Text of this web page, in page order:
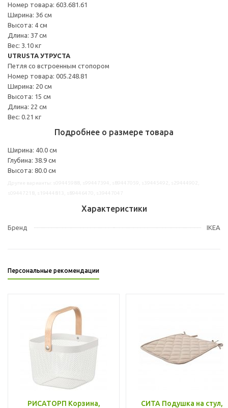
Номер товара: 603.681.61
Ширина: 36 см
Высота: 4 см
Длина: 37 см
Вес: 3.10 кг
UTRUSTA УТРУСТА
Петля со встроенным стопором
Номер товара: 005.248.81
Ширина: 20 см
Высота: 15 см
Длина: 22 см
Вес: 0.21 кг
Подробнее о размере товара
Ширина: 40.0 см
Глубина: 38.9 см
Высота: 80.0 см
Характеристики
Бренд IKEA
Персональные рекомендации
РИСАТОРП Корзина,
СИТА Подушка на стул,